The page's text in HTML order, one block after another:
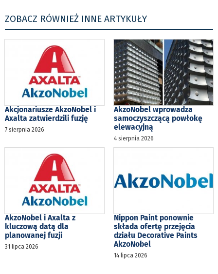
ZOBACZ RÓWNIEŻ INNE ARTYKUŁY
Akcjonariusze AkzoNobel i
Axalta zatwierdzili fuzję
7 sierpnia 2026
AkzoNobel wprowadza
samoczyszczącą powłokę
elewacyjną
4 sierpnia 2026
AkzoNobel i Axalta z
kluczową datą dla
planowanej fuzji
31 lipca 2026
Nippon Paint ponownie
składa ofertę przejęcia
działu Decorative Paints
AkzoNobel
14 lipca 2026